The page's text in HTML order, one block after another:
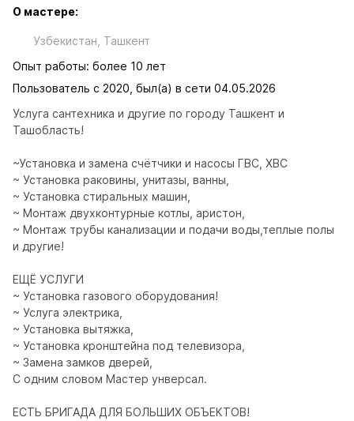
О мастере:
Узбекистан, Ташкент
Опыт работы: более 10 лет
Пользователь с 2020, был(а) в сети 04.05.2026
Услуга сантехника и другие по городу Ташкент и
Ташобласть!
~Установка и замена счётчики и насосы ГВС, ХВС
~ Установка раковины, унитазы, ванны,
~ Установка стиральных машин,
~ Монтаж двухконтурные котлы, аристон,
~ Монтаж трубы канализации и подачи воды,теплые полы
и другие!
ЕЩЁ УСЛУГИ
~ Установка газового оборудования!
~ Услуга электрика,
~ Установка вытяжка,
~ Установка кронштейна под телевизора,
~ Замена замков дверей,
С одним словом Мастер унверсал.
ЕСТЬ БРИГАДА ДЛЯ БОЛЬШИХ ОБЪЕКТОВ!